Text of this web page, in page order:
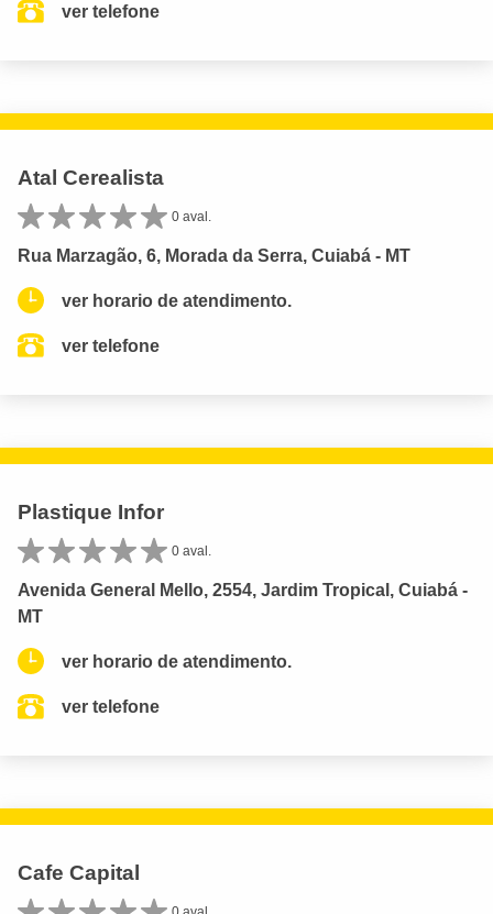
ver telefone
Atal Cerealista
0 aval.
Rua Marzagão, 6, Morada da Serra, Cuiabá - MT
ver horario de atendimento.
ver telefone
Plastique Infor
0 aval.
Avenida General Mello, 2554, Jardim Tropical, Cuiabá -
MT
ver horario de atendimento.
ver telefone
Cafe Capital